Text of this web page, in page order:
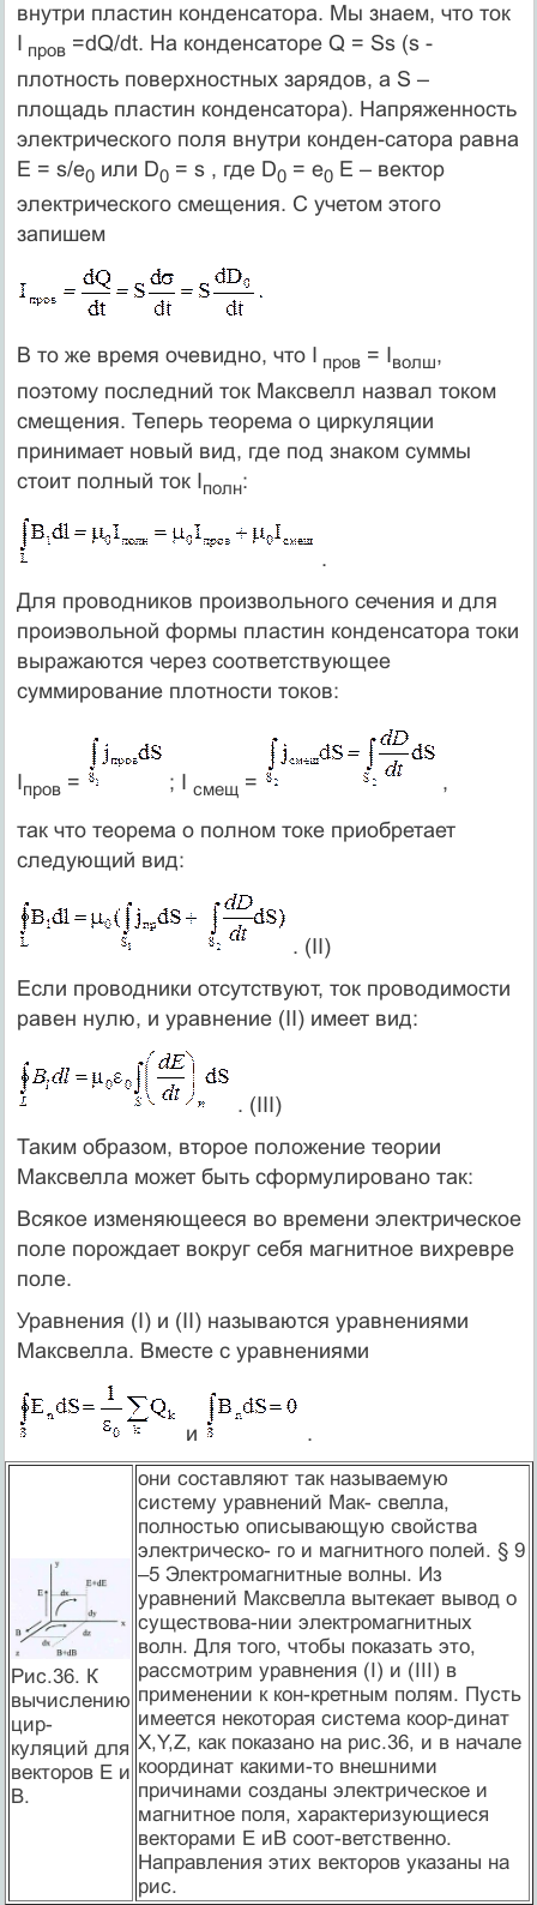
внутри пластин конденсатора. Мы знаем, что ток
I пров =dQ/dt. На конденсаторе Q = Ss (s -
плотность поверхностных зарядов, а S –
площадь пластин конденсатора). Напряженность
электрического поля внутри конден-сатора равна
E = s/e0или D0= s , где D0= e0E – вектор
электрического смещения. С учетом этого
запишем
В то же время очевидно, что I пров = Iволш,
поэтому последний ток Максвелл назвал током
смещения. Теперь теорема о циркуляции
принимает новый вид, где под знаком суммы
стоит полный ток Iполн:
.
Для проводников произвольного сечения и для
проиэвольной формы пластин конденсатора токи
выражаются через соответствующее
суммирование плотности токов:
Iпров = ; I смещ =
,
так что теорема о полном токе приобретает
следующий вид:
. (II)
Если проводники отсутствуют, ток проводимости
равен нулю, и уравнение (II) имеет вид:
. (III)
Таким образом, второе положение теории
Максвелла может быть сформулировано так:
Всякое изменяющееся во времени электрическое
поле порождает вокруг себя магнитное вихревре
поле.
Уравнения (I) и (II) называются уравнениями
Максвелла. Вместе с уравнениями
и .
Рис.36. К
вычислению
цир-
куляций для
векторов Е и
В.
они составляют так называемую
систему уравнений Мак- свелла,
полностью описывающую свойства
электрическо- го и магнитного полей. § 9
–5 Электромагнитные волны. Из
уравнений Максвелла вытекает вывод о
существова-нии электромагнитных
волн. Для того, чтобы показать это,
рассмотрим уравнения (I) и (III) в
применении к кон-кретным полям. Пусть
имеется некоторая система коор-динат
Х,Y,Z, как показано на рис.36, и в начале
координат какими-то внешними
причинами созданы электрическое и
магнитное поля, характеризующиеся
векторами Е иВ соот-ветственно.
Направления этих векторов указаны на
рис.